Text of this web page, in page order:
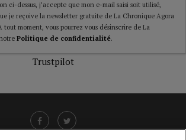
ci-dessus, j’accepte que mon e-mail saisi soit utilisé,
je reçoive la newsletter gratuite de La Chronique Agora
tout moment, vous pourrez vous désinscrire de La
Politique de confidentialité.
Trustpilot